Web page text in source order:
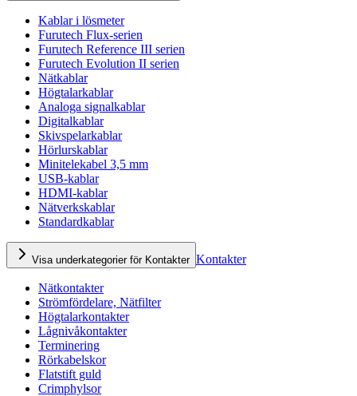
Kablar i lösmeter
Furutech Flux-serien
Furutech Reference III serien
Furutech Evolution II serien
Nätkablar
Högtalarkablar
Analoga signalkablar
Digitalkablar
Skivspelarkablar
Hörlurskablar
Minitelekabel 3,5 mm
USB-kablar
HDMI-kablar
Nätverkskablar
Standardkablar
Visa underkategorier för Kontakter Kontakter
Nätkontakter
Strömfördelare, Nätfilter
Högtalarkontakter
Lågnivåkontakter
Terminering
Rörkabelskor
Flatstift guld
Crimphylsor